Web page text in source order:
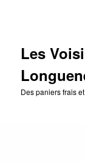
Les
Des paniers frais